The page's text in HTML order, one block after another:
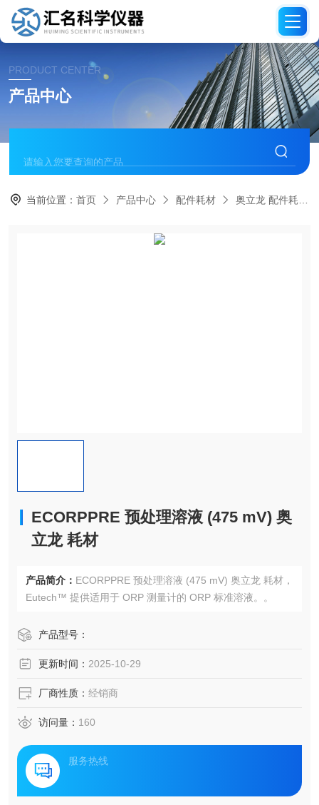
PRODUCT CENTER
产品中心
当前位置：首页 产品中心 配件耗材 奥立龙 配件耗材
ECORPPRE 预处理溶液 (475 mV) 奥
立龙 耗材
产品简介： ECORPPRE 预处理溶液 (475 mV) 奥立龙 耗材，
Eutech™ 提供适用于 ORP 测量计的 ORP 标准溶液。。
产品型号：
更新时间： 2025-10-29
厂商性质： 经销商
访问量： 160
服务热线